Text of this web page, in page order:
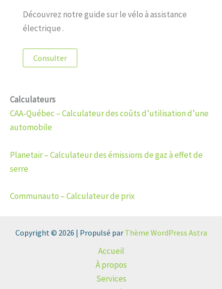
Découvrez notre guide sur le vélo à assistance
électrique .
Consulter
Calculateurs
CAA-Québec – Calculateur des coûts d’utilisation d’une
automobile
Planetair – Calculateur des émissions de gaz à effet de
serre
Communauto – Calculateur de prix
Copyright © 2026 | Propulsé par Thème WordPress Astra
Accueil
À propos
Services